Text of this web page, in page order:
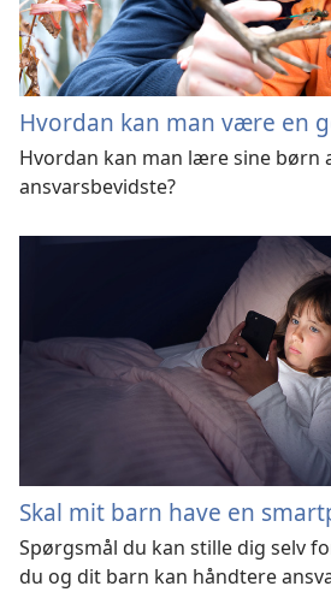
Hvordan kan man være en
Hvordan kan man lære sine børn
ansvarsbevidste?
Skal mit barn have en
Spørgsmål du kan stille dig selv
du og dit barn kan håndtere